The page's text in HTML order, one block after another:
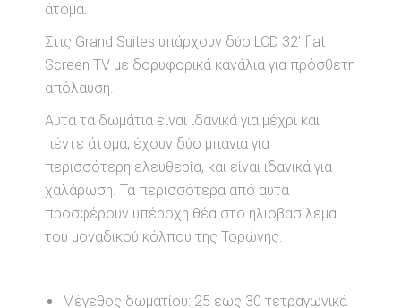
άτομα.
Στις Grand Suites υπάρχουν δύο LCD 32’ flat
Screen TV με δορυφορικά κανάλια για πρόσθετη
απόλαυση.
Αυτά τα δωμάτια είναι ιδανικά για μέχρι και
πέντε άτομα, έχουν δύο μπάνια για
περισσότερη ελευθερία, και είναι ιδανικά για
χαλάρωση. Τα περισσότερα από αυτά
προσφέρουν υπέροχη θέα στο ηλιοβασίλεμα
του μοναδικού κόλπου της Τορώνης.
Μέγεθος δωματίου: 25 έως 30 τετραγωνικά